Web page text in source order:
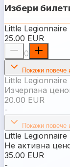
Избери
Little Legionnaire
25.00 EUR
0
Покажи повече
Little
Изчерпана
20.00 EUR
-
Покажи повече
Little
Не активна
35.00 EUR
-